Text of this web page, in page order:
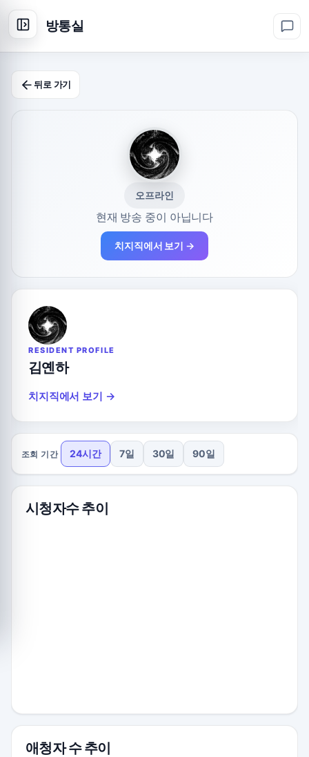
방통실
뒤로 가기
오프라인
현재 방송 중이 아닙니다
치지직에서 보기 →
RESIDENT PROFILE
김옌하
치지직에서 보기 →
조회 기간 24시간 7일 30일 90일
시청자수 추이
애청자 수 추이